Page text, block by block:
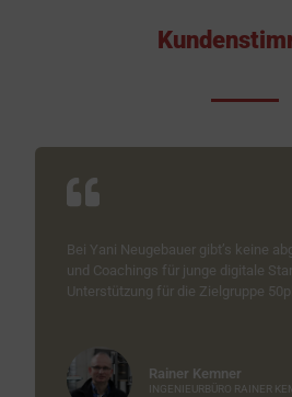
Bei Yani Neugebauer gibt’s keine
und Coachings für junge digitale
Unterstützung für die Zielgruppe
Rainer Kemner
INGENIEURBÜRO RAINER